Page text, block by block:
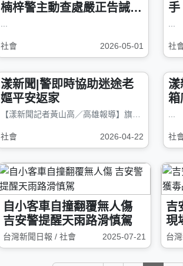
楠梓警主動查處嚴正告誡男
社會 2026-05-01
手
社
漾新聞|警即時協助迷途老
嫗平安返家
社會 2026-04-22
漾
箱
社
自小客車自撞翻覆無人傷
吉安警提醒天雨路滑慎駕
台灣新聞日報 / 社會 2025-07-21
吉
現
台